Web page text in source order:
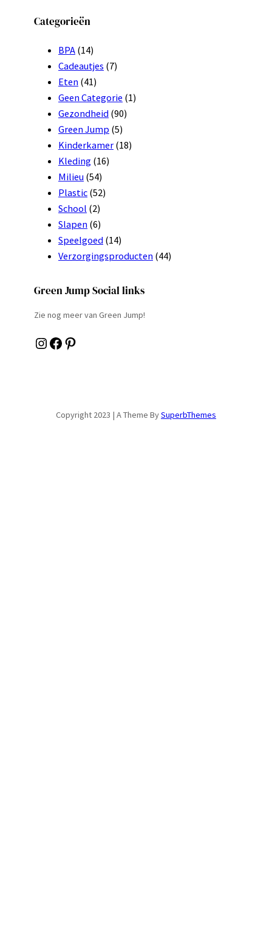
Categorieën
BPA (14)
Cadeautjes (7)
Eten (41)
Geen Categorie (1)
Gezondheid (90)
Green Jump (5)
Kinderkamer (18)
Kleding (16)
Milieu (54)
Plastic (52)
School (2)
Slapen (6)
Speelgoed (14)
Verzorgingsproducten (44)
Green Jump Social links
Zie nog meer van Green Jump!
Instagram Facebook Pinterest
Copyright 2023 | A Theme BySuperbThemes